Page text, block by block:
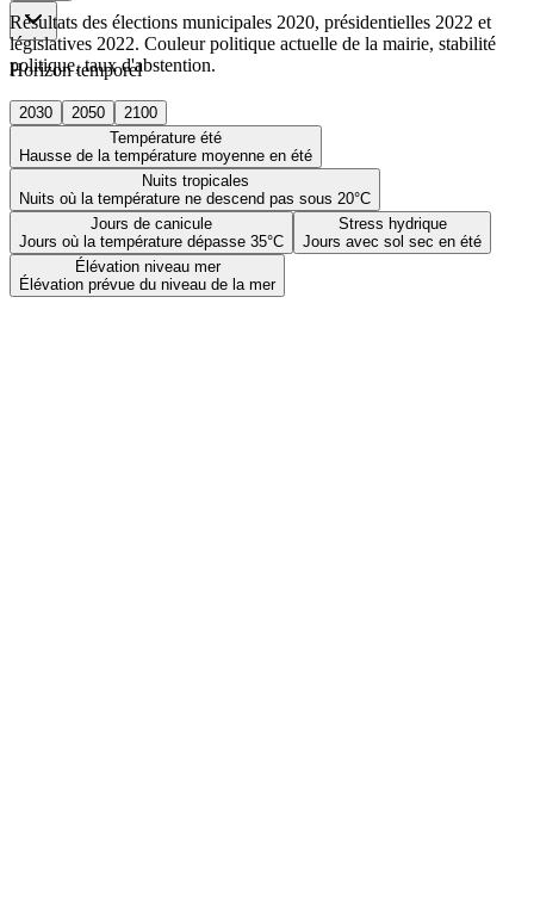
Horizon temporel
2030 2050
2100
Température été
Hausse de la température moyenne en été
Nuits tropicales
Nuits où la température ne descend pas sous 20°C
Jours de canicule
Jours où la température dépasse 35°C
Stress hydrique
Jours avec sol sec en été
Élévation niveau mer
Élévation prévue du niveau de la mer
Résultats des élections municipales 2020, présidentielles 2022 et
législatives 2022. Couleur politique actuelle de la mairie, stabilité
politique, taux d'abstention.